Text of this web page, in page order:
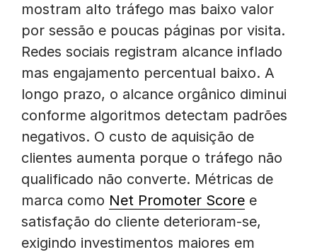
mostram alto tráfego mas baixo valor
por sessão e poucas páginas por visita.
Redes sociais registram alcance inflado
mas engajamento percentual baixo. A
longo prazo, o alcance orgânico diminui
conforme algoritmos detectam padrões
negativos. O custo de aquisição de
clientes aumenta porque o tráfego não
qualificado não converte. Métricas de
marca como Net Promoter Score e
satisfação do cliente deterioram-se,
exigindo investimentos maiores em